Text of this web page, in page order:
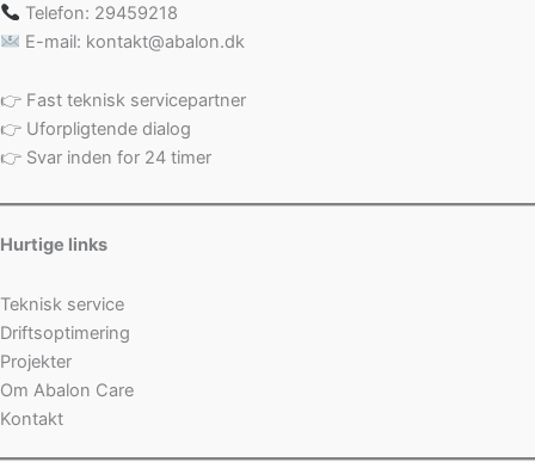
Telefon: 29459218
E-mail: kontakt@abalon.dk
👉 Fast teknisk servicepartner
👉 Uforpligtende dialog
👉 Svar inden for 24 timer
Hurtige links
Teknisk service
Driftsoptimering
Projekter
Om Abalon Care
Kontakt